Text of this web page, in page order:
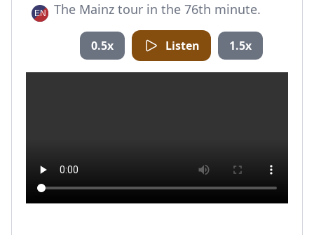
The Mainz tour in the 76th minute.
0.5x Listen 1.5x